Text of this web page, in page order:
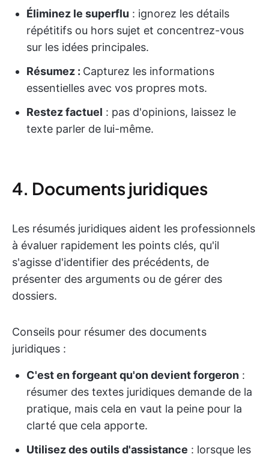
Éliminez le superflu : ignorez les détails
répétitifs ou hors sujet et concentrez-vous
sur les idées principales.
Résumez : Capturez les informations
essentielles avec vos propres mots.
Restez factuel : pas d'opinions, laissez le
texte parler de lui-même.
4. Documents juridiques
Les résumés juridiques aident les professionnels
à évaluer rapidement les points clés, qu'il
s'agisse d'identifier des précédents, de
présenter des arguments ou de gérer des
dossiers.
Conseils pour résumer des documents
juridiques :
C'est en forgeant qu'on devient forgeron :
résumer des textes juridiques demande de la
pratique, mais cela en vaut la peine pour la
clarté que cela apporte.
Utilisez des outils d'assistance : lorsque les